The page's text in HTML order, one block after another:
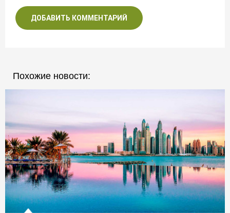
ДОБАВИТЬ КОММЕНТАРИЙ
Похожие новости: